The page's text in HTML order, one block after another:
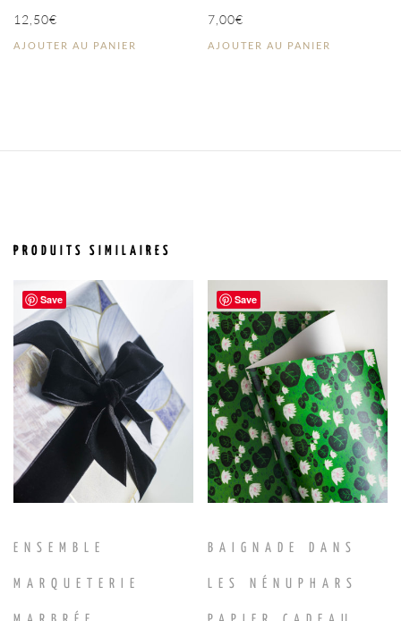
12,50€
AJOUTER AU PANIER
7,00€
AJOUTER AU PANIER
PRODUITS SIMILAIRES
Save
ENSEMBLE
MARQUETERIE
Save
BAIGNADE DANS
LES NÉNUPHARS